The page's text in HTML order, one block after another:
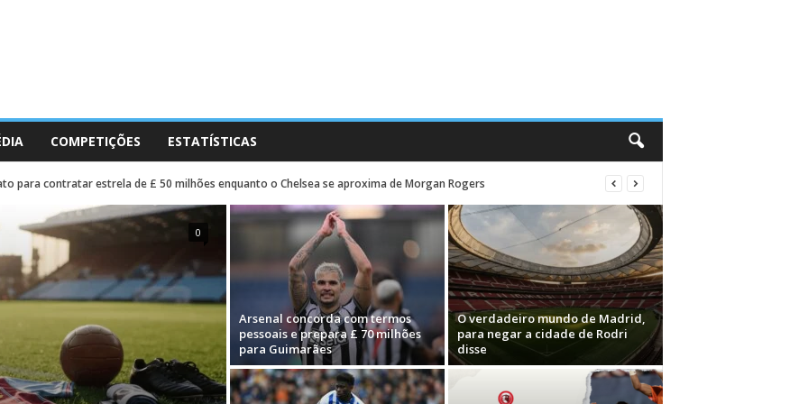
COMPETIÇÕES ESTATÍSTICAS
para contratar estrela de £ 50 milhões enquanto o Chelsea se aproxima de Morgan Rogers
0
Arsenal concorda com termos
pessoais e prepara £ 70 milhões
para Guimarães
O verdadeiro mundo de Madrid,
para negar a cidade de Rodri
disse